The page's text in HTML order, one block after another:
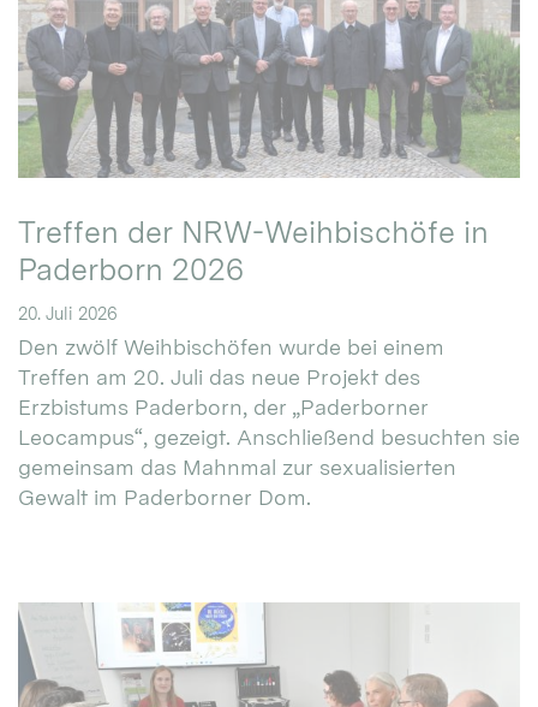
Treffen der NRW-Weihbischöfe in
Paderborn 2026
20. Juli 2026
Den zwölf Weihbischöfen wurde bei einem
Treffen am 20. Juli das neue Projekt des
Erzbistums Paderborn, der „Paderborner
Leocampus“, gezeigt. Anschließend besuchten sie
gemeinsam das Mahnmal zur sexualisierten
Gewalt im Paderborner Dom.